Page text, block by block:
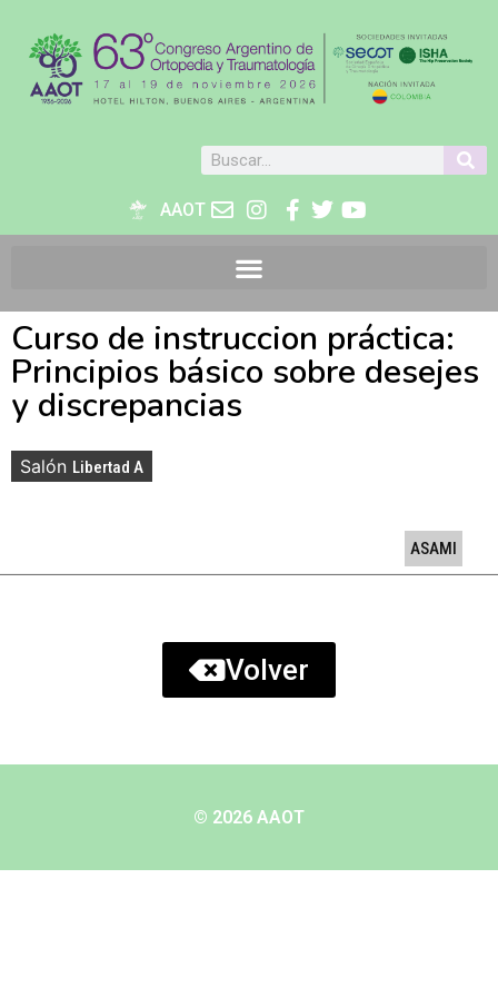
AAOT
Curso de instruccion práctica:
Principios básico sobre desejes
y discrepancias
Salón Libertad A
ASAMI
Volver
© 2026 AAOT